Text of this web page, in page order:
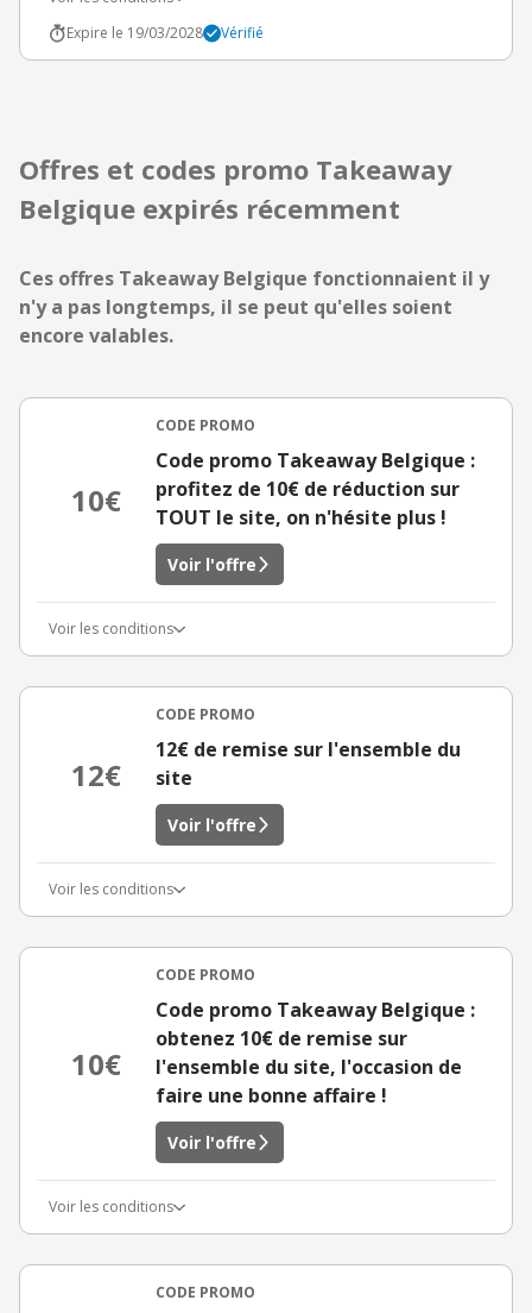
Expire le 19/03/2028
Vérifié
Offres et codes promo Takeaway
Belgique expirés récemment
Ces offres Takeaway Belgique fonctionnaient il y
n'y a pas longtemps, il se peut qu'elles soient
encore valables.
10€
CODE PROMO
Code promo Takeaway Belgique :
profitez de 10€ de réduction sur
TOUT le site, on n'hésite plus !
Voir l'offre
Voir les conditions
12€
CODE PROMO
12€ de remise sur l'ensemble du
site
Voir l'offre
Voir les conditions
10€
CODE PROMO
Code promo Takeaway Belgique :
obtenez 10€ de remise sur
l'ensemble du site, l'occasion de
faire une bonne affaire !
Voir l'offre
Voir les conditions
CODE PROMO